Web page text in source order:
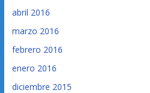
abril 2016
marzo 2016
febrero 2016
enero 2016
diciembre 2015